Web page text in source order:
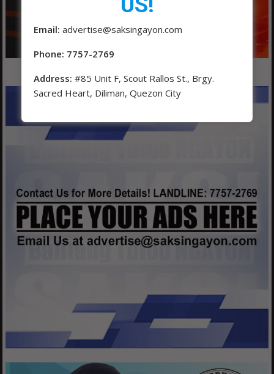
Email: advertise@saksingayon.com
Phone: 7757-2769
Address: #85 Unit F, Scout Rallos St., Brgy.
Sacred Heart, Diliman, Quezon City